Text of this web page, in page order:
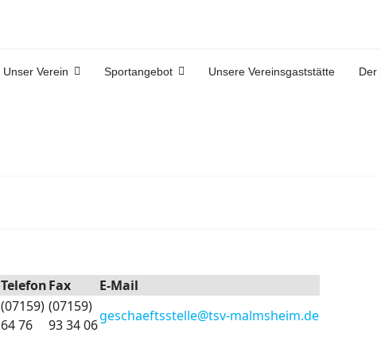
Unser Verein Sportangebot Unsere Vereinsgaststätte Der
TelefonFax
E-Mail
(07159)
64 76
(07159)
93 34 06
geschaeftsstelle@tsv-malmsheim.de